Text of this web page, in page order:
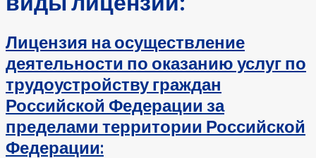
Лицензия на осуществление
деятельности по оказанию услуг по
трудоустройству граждан
Российской Федерации за
пределами территории Российской
Федерации: